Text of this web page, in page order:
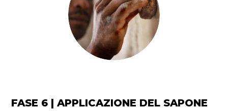
FASE 6 | APPLICAZIONE DEL SAPONE